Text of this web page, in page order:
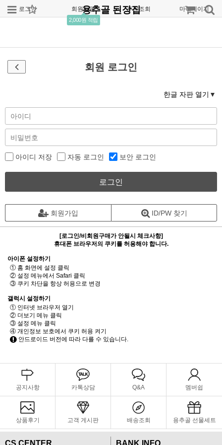
로그인 회원가입
2,000원 적립
주문조회 마이페이지
용추골 된장집
회원 로그인
한글 자판 열기
아이디 저장 자동 로그인 보안 로그인
로그인
회원가입 ID/PW 찾기
[로그인/비회원구매가 안될시 체크사항]
휴대폰 브라우저의 쿠키를 허용해야 합니다.
아이폰 설정하기
① 홈 화면에 설정 클릭
② 설정 메뉴에서 Safari 클릭
③ 쿠키 차단을 항상 허용으로 변경
갤럭시 설정하기
① 인터넷 브라우저 열기
② 더보기 메뉴 클릭
③ 설정 메뉴 클릭
④ 개인정보 보호에서 쿠키 허용 켜기
안드로이드 버전에 따라 다를 수 있습니다.
공지사항 카톡상담 Q&A 멤버쉽
상품후기 고객 게시판 배송조회 용추골 선물세트
CS CENTER BANK INFO